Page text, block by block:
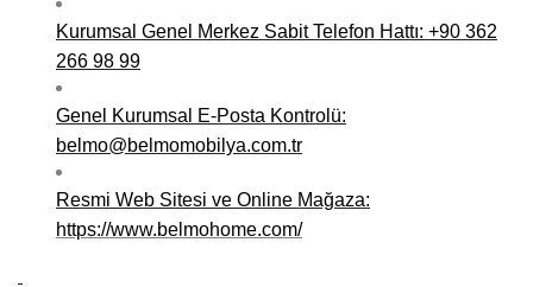
Kurumsal Genel Merkez Sabit Telefon Hattı: +90 362
266 98 99
Genel Kurumsal E-Posta Kontrolü:
belmo@belmomobilya.com.tr
Resmi Web Sitesi ve Online Mağaza:
https://www.belmohome.com/